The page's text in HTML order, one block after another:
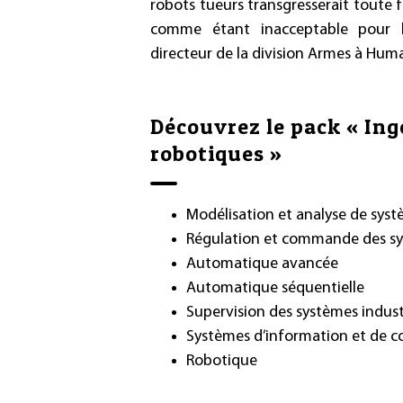
robots tueurs transgresserait toute
comme étant inacceptable pour
directeur de la division Armes à
Découvrez le pack «
robotiques »
Modélisation et analyse de
Régulation et commande des
Automatique avancée
Automatique séquentielle
Supervision des systèmes
Systèmes d’information et de
Robotique